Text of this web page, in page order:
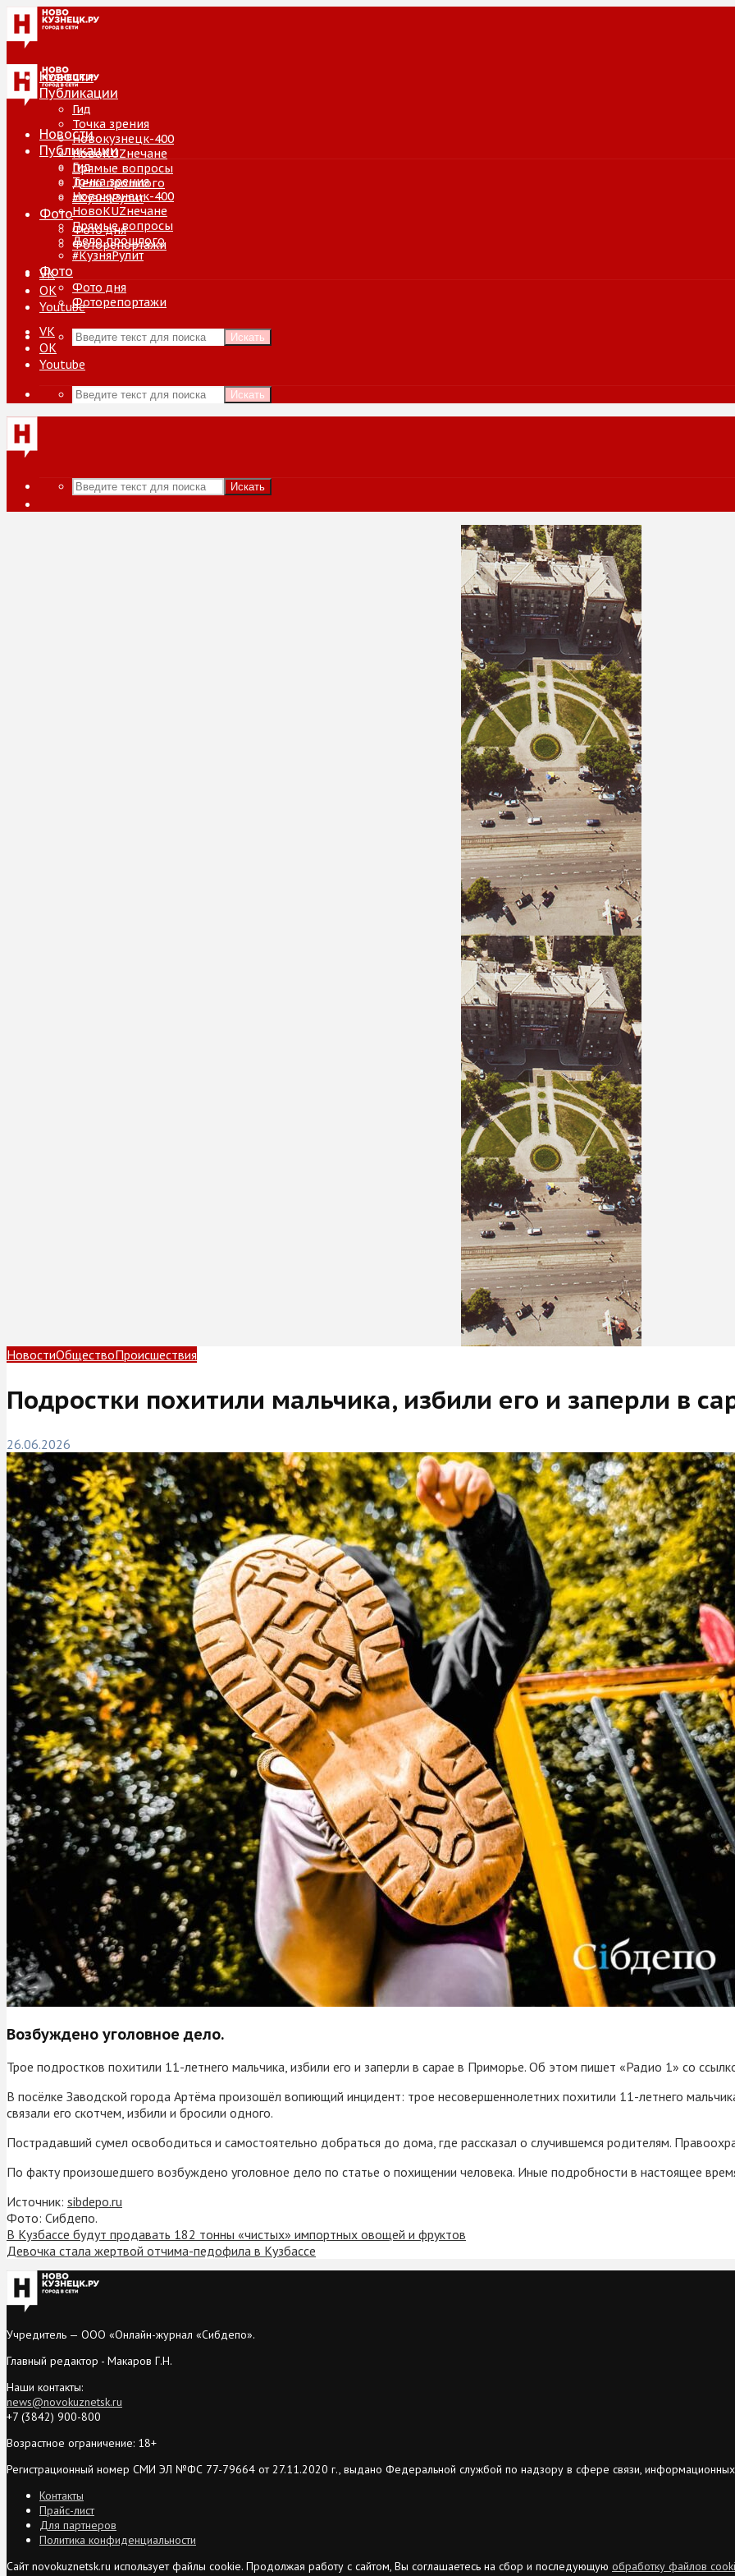
Новости
Публикации
Гид
Точка зрения
Новокузнецк-400
НовоKUZнечане
Прямые вопросы
Дело прошлого
#КузняРулит
Фото
Фото дня
Фоторепортажи
VK
ОК
Youtube
Искать
Новости
Публикации
Гид
Точка зрения
Новокузнецк-400
НовоKUZнечане
Прямые вопросы
Дело прошлого
#КузняРулит
Фото
Фото дня
Фоторепортажи
VK
ОК
Youtube
Искать
Искать
НовостиОбществоПроисшествия
Подростки похитили мальчика, избили его и заперли в
26.06.2026
Возбуждено уголовное дело.
Трое подростков похитили 11-летнего мальчика, избили его и заперли в сарае в Приморье. Об этом пишет «Радио 1» со
В посёлке Заводской города Артёма произошёл вопиющий инцидент: трое несовершеннолетних похитили 11-летнего
связали его скотчем, избили и бросили одного.
Пострадавший сумел освободиться и самостоятельно добраться до дома, где рассказал о случившемся родителям.
По факту произошедшего возбуждено уголовное дело по статье о похищении человека. Иные подробности в настоящее
Источник: sibdepo.ru
Фото: Сибдепо.
В Кузбассе будут продавать 182 тонны «чистых» импортных овощей и фруктов
Девочка стала жертвой отчима-педофила в Кузбассе
Учредитель — ООО «Онлайн-журнал «Сибдепо».
Главный редактор - Макаров Г.Н.
Наши контакты:
news@novokuznetsk.ru
+7 (3842) 900-800
Возрастное ограничение: 18+
Регистрационный номер СМИ ЭЛ №ФС 77-79664 от 27.11.2020 г., выдано Федеральной службой по надзору в сфере связи, информационных
Контакты
Прайс-лист
Для партнеров
Политика конфиденциальности
Сайт novokuznetsk.ru использует файлы cookie. Продолжая работу с сайтом, Вы соглашаетесь на сбор и последующую обработку файлов